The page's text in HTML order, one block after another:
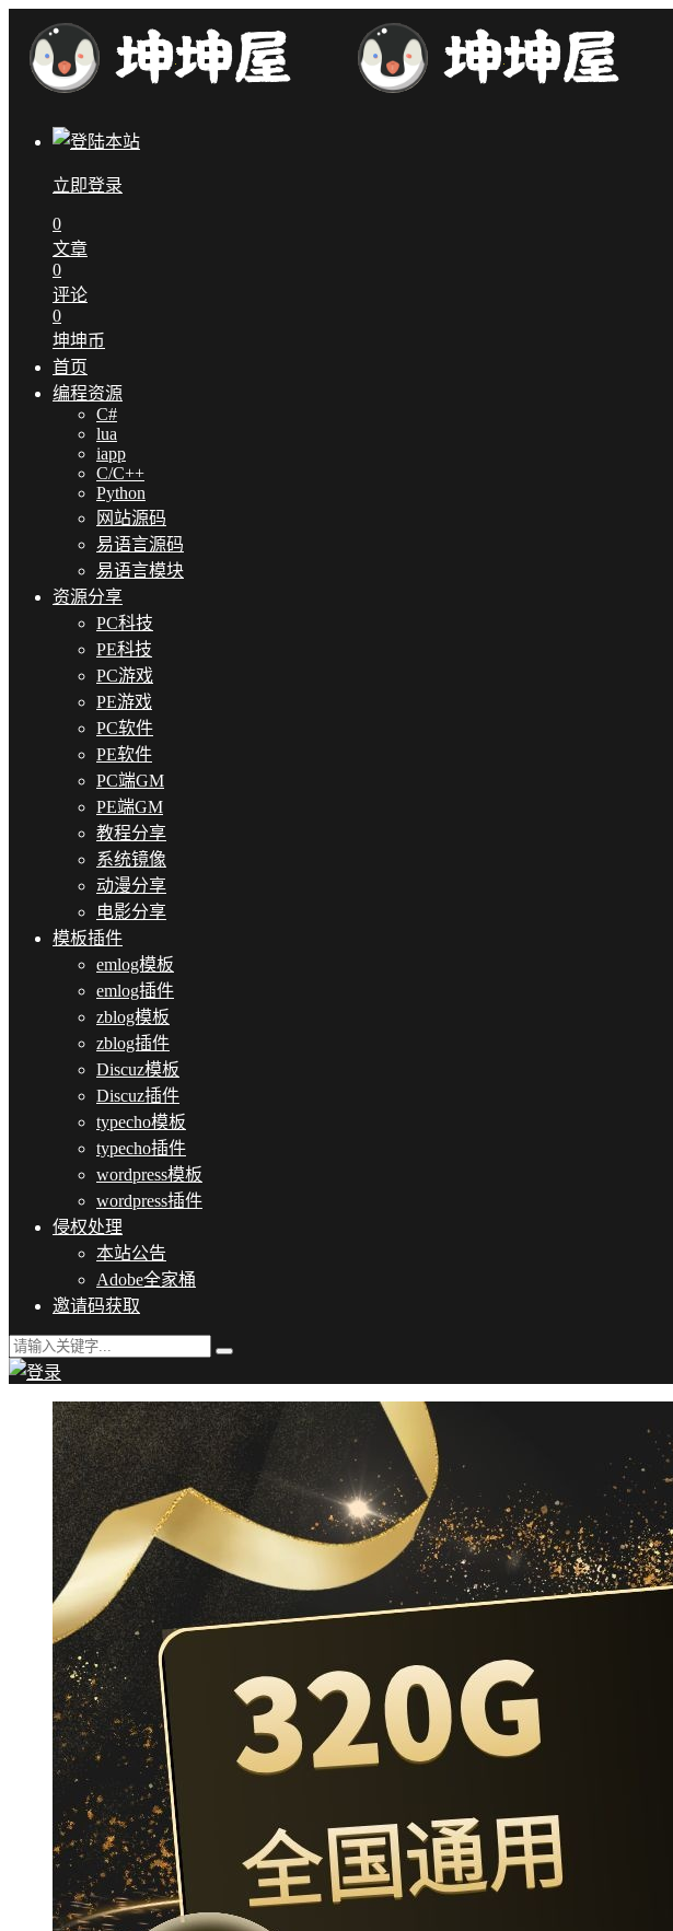
立即登录
0
文章
0
评论
0
坤坤币
首页
编程资源
C#
lua
iapp
C/C++
Python
网站源码
易语言源码
易语言模块
资源分享
PC科技
PE科技
PC游戏
PE游戏
PC软件
PE软件
PC端GM
PE端GM
教程分享
系统镜像
动漫分享
电影分享
模板插件
emlog模板
emlog插件
zblog模板
zblog插件
Discuz模板
Discuz插件
typecho模板
typecho插件
wordpress模板
wordpress插件
侵权处理
本站公告
Adobe全家桶
邀请码获取